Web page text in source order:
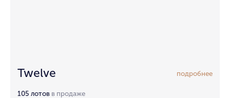
Twelve подробнее
105 лотов в продаже